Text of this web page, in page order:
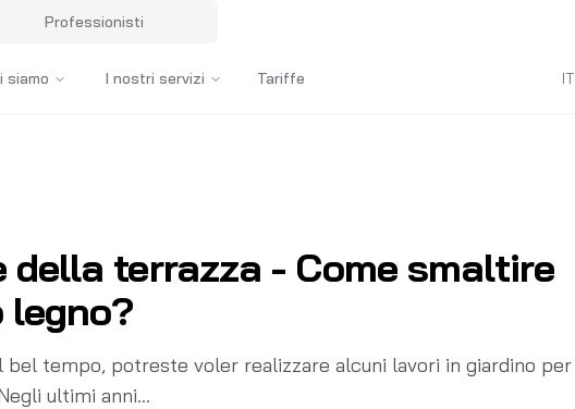
Professionisti
siamo I nostri servizi Tariffe IT
terrazza - Come smaltire
legno?
bel tempo, potreste voler realizzare alcuni lavori in giardino per
ultimi anni...